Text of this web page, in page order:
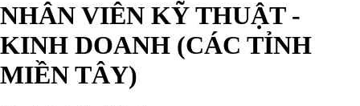
NHÂN VIÊN KỸ THUẬT -
KINH DOANH (CÁC TỈNH
MIỀN TÂY)